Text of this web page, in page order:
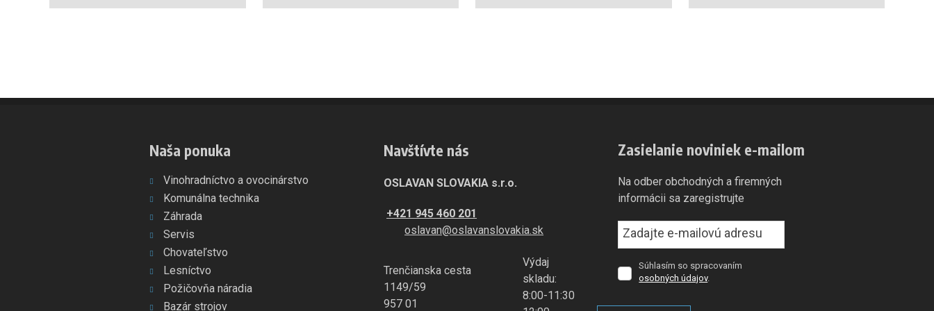
Naša ponuka
Vinohradníctvo a ovocinárstvo
Komunálna technika
Záhrada
Servis
Chovateľstvo
Lesníctvo
Požičovňa náradia
Bazár strojov
Navštívte nás
OSLAVAN SLOVAKIA s.r.o.
+421 945 460 201
oslavan@oslavanslovakia.sk
Trenčianska cesta
1149/59
957 01
Výdaj
skladu:
8:00-11:30
Zasielanie noviniek e-mailom
Na odber obchodných a firemných
informácii sa zaregistrujte
Súhlasím
Súhlasím so spracovaním
osobných údajov.